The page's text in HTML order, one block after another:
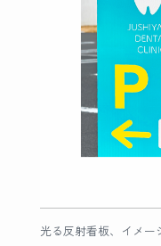
光る反射看板、イメー